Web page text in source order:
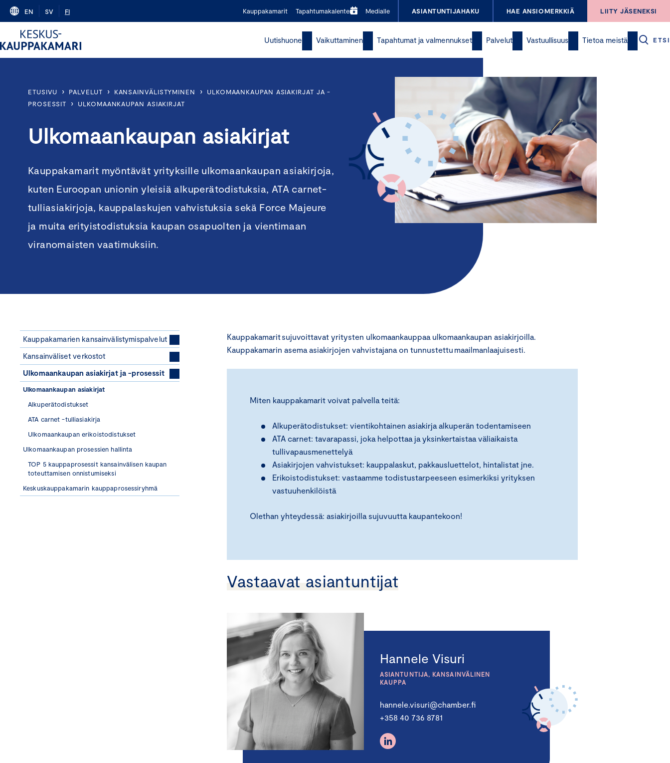
Skip
content
EN SV FI Kauppakamarit Tapahtumakalenteri Medialle ASIANTUNTIJAHAKU HAE ANSIOMERKKIÄ LIITY JÄSENEKSI
Uutishuone Vaikuttaminen Tapahtumat ja valmennukset Palvelut Vastuullisuus Tietoa meistä ETSI
ETUSIVU › PALVELUT › KANSAINVÄLISTYMINEN ›
ULKOMAANKAUPAN ASIAKIRJAT JA -
PROSESSIT
› ULKOMAANKAUPAN ASIAKIRJAT
Ulkomaankaupan asiakirjat
Kauppakamarit myöntävät yrityksille ulkomaankaupan asiakirjoja,
kuten Euroopan unionin yleisiä alkuperätodistuksia, ATA carnet-
tulliasiakirjoja, kauppalaskujen vahvistuksia sekä Force Majeure
ja muita erityistodistuksia kaupan osapuolten ja vientimaan
viranomaisten vaatimuksiin.
Kauppakamarien kansainvälistymispalvelut
Kansainväliset verkostot
Ulkomaankaupan asiakirjat ja -prosessit
Ulkomaankaupan asiakirjat
Alkuperätodistukset
ATA carnet -tulliasiakirja
Ulkomaankaupan erikoistodistukset
Ulkomaankaupan prosessien hallinta
TOP 5 kauppaprosessit kansainvälisen kaupan
toteuttamisen onnistumiseksi
Keskuskauppakamarin kauppaprosessiryhmä
Kauppakamarit sujuvoittavat yritysten ulkomaankauppaa ulkomaankaupan asiakirjoilla.
Kauppakamarin asema asiakirjojen vahvistajana on tunnustettu maailmanlaajuisesti.
Miten kauppakamarit voivat palvella teitä:
Alkuperätodistukset: vientikohtainen asiakirja alkuperän todentamiseen
ATA carnet: tavarapassi, joka helpottaa ja yksinkertaistaa väliaikaista
tullivapausmenettelyä
Asiakirjojen vahvistukset: kauppalaskut, pakkausluettelot, hintalistat jne.
Erikoistodistukset: vastaamme todistustarpeeseen esimerkiksi yrityksen
vastuuhenkilöistä
Olethan yhteydessä: asiakirjoilla sujuvuutta kaupantekoon!
Vastaavat asiantuntijat
Hannele Visuri
ASIANTUNTIJA, KANSAINVÄLINEN
KAUPPA
hannele.visuri@chamber.fi
+358 40 736 8781